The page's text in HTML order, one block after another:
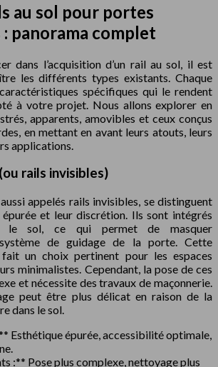
au sol pour portes
panorama complet
dans l’acquisition d’un rail au sol, il est
les différents types existants. Chaque
spécifiques qui le rendent
à votre projet. Nous allons explorer en
apparents, amovibles et ceux conçus
en mettant en avant leurs atouts, leurs
applications.
rails invisibles)
appelés rails invisibles, se distinguent
et leur discrétion. Ils sont intégrés
le sol, ce qui permet de masquer
de guidage de la porte. Cette
un choix pertinent pour les espaces
minimalistes. Cependant, la pose de ces
et nécessite des travaux de maçonnerie.
peut être plus délicat en raison de la
dans le sol.
Esthétique épurée, accessibilité optimale,
:** Pose plus complexe, nettoyage plus